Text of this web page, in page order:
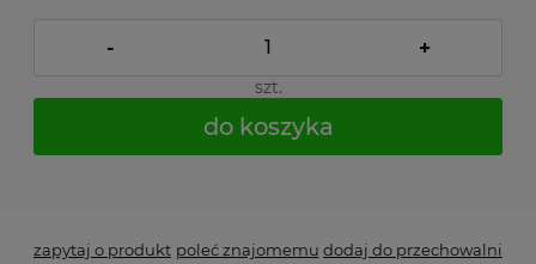
- +
szt.
do koszyka
zapytaj o produkt poleć znajomemu dodaj do przechowalni